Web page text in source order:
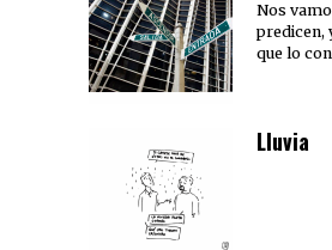
Nos
predicen,
que lo
Lluvia